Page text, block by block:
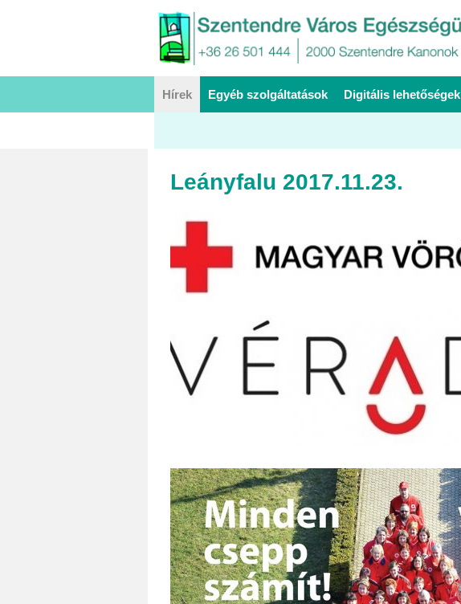
Hírek Egyéb szolgáltatások Digitális lehetőségek
Leányfalu 2017.11.23.